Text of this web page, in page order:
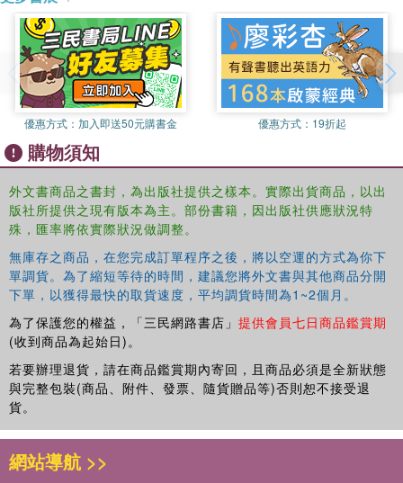
various roles within the evacuation, and their subsequent fates,
including preservation and participation in commemorative return
runs to the port, which now take place every five years.
優惠方式： 加入即送50元購書金 優惠方式： 19折起
購物須知
外文書商品之書封，為出版社提供之樣本。實際出貨商品，以出
版社所提供之現有版本為主。部份書籍，因出版社供應狀況特
殊，匯率將依實際狀況做調整。
無庫存之商品，在您完成訂單程序之後，將以空運的方式為你下
單調貨。為了縮短等待的時間，建議您將外文書與其他商品分開
下單，以獲得最快的取貨速度，平均調貨時間為1~2個月。
為了保護您的權益，「三民網路書店」 提供會員七日商品鑑賞期
(收到商品為起始日)。
若要辦理退貨，請在商品鑑賞期內寄回，且商品必須是全新狀態
與完整包裝(商品、附件、發票、隨貨贈品等)否則恕不接受退
貨。
網站導航 >>